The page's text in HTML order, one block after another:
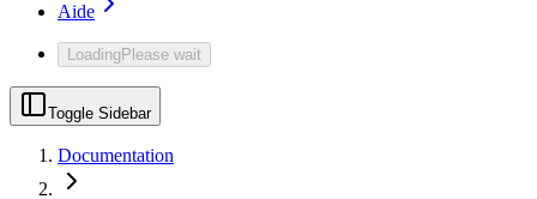
Aide
LoadingPlease wait
Toggle Sidebar
Documentation